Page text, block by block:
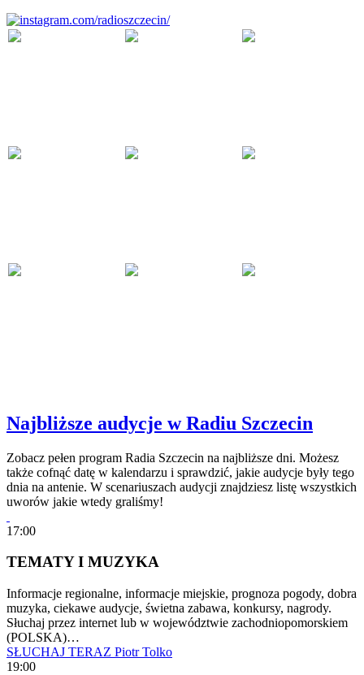
Najbliższe audycje w Radiu Szczecin
Zobacz pełen program Radia Szczecin na najbliższe dni. Możesz
także cofnąć datę w kalendarzu i sprawdzić, jakie audycje były tego
dnia na antenie. W scenariuszach audycji znajdziesz listę wszystkich
uworów jakie wtedy graliśmy!
17:00
TEMATY I MUZYKA
Informacje regionalne, informacje miejskie, prognoza pogody, dobra
muzyka, ciekawe audycje, świetna zabawa, konkursy, nagrody.
Słuchaj przez internet lub w województwie zachodniopomorskiem
(POLSKA)…
SŁUCHAJ TERAZ Piotr Tolko
19:00